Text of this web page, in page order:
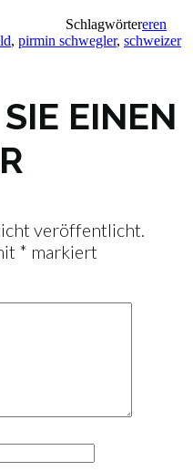
Schlagwörtereren
, pirmin schwegler, schweizer
EINEN
veröffentlicht.
* markiert